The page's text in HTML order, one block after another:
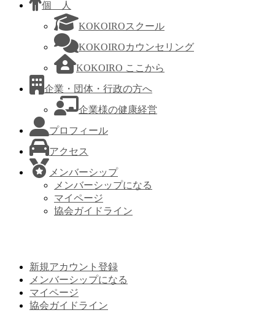
個 人
KOKOIROスクール
KOKOIROカウンセリング
KOKOIRO ここから
企業・団体・行政の方へ
企業様の健康経営
プロフィール
アクセス
メンバーシップ
メンバーシップになる
マイページ
協会ガイドライン
新規アカウント登録
メンバーシップになる
マイページ
協会ガイドライン